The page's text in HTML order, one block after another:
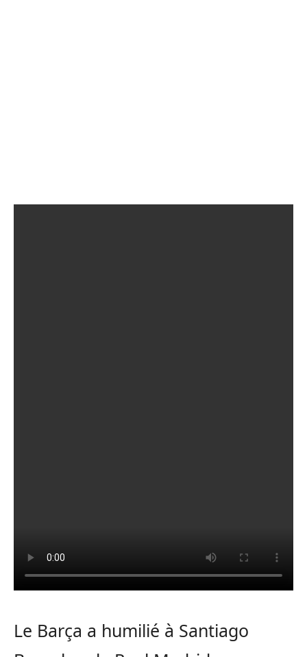
Le Barça a humilié à Santiago